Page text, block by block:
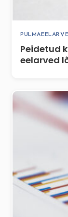
PULMAEELARVE
Peidetud
eelarved